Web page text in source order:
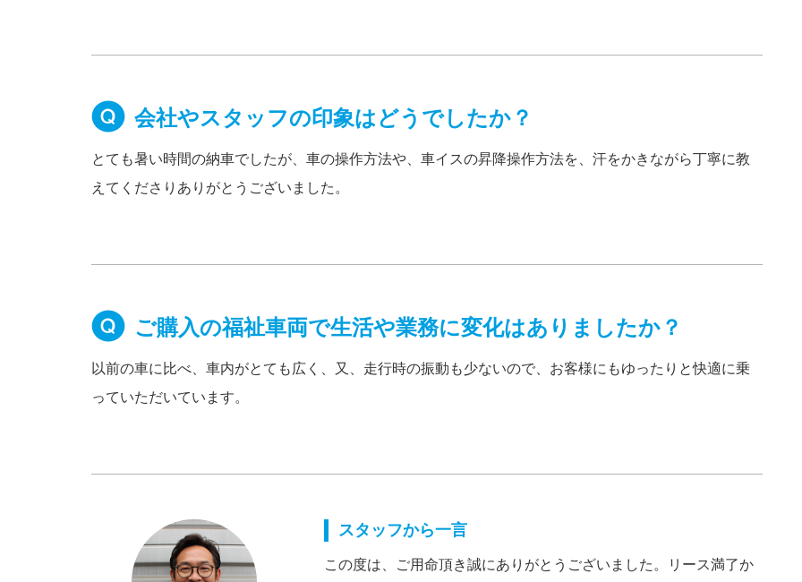
会社やスタッフの印象はどうでしたか？
とても暑い時間の納車でしたが、車の操作方法や、車イスの昇降操作方法を、汗をかきながら丁寧に教
えてくださりありがとうございました。
ご購入の福祉車両で生活や業務に変化はありましたか？
以前の車に比べ、車内がとても広く、又、走行時の振動も少ないので、お客様にもゆったりと快適に乗
っていただいています。
スタッフから一言
この度は、ご用命頂き誠にありがとうございました。リース満了か